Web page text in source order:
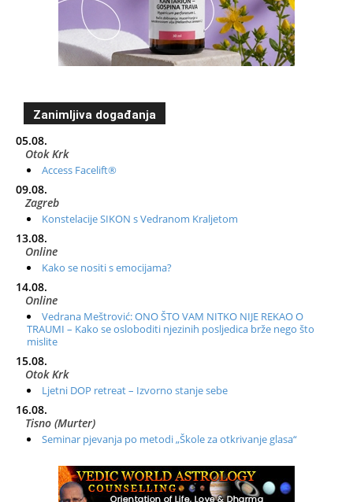
Zanimljiva događanja
05.08.
Otok Krk
Access Facelift®
09.08.
Zagreb
Konstelacije SIKON s Vedranom Kraljetom
13.08.
Online
Kako se nositi s emocijama?
14.08.
Online
Vedrana Meštrović: ONO ŠTO VAM NITKO NIJE REKAO O
TRAUMI – Kako se osloboditi njezinih posljedica brže nego što
mislite
15.08.
Otok Krk
Ljetni DOP retreat – Izvorno stanje sebe
16.08.
Tisno (Murter)
Seminar pjevanja po metodi „Škole za otkrivanje glasa“
Radionica: Pomagači iz drugih dimenzija Online – otvoreno za